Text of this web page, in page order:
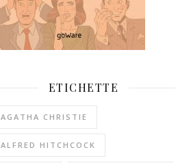
ETICHETTE
AGATHA CHRISTIE
ALFRED HITCHCOCK